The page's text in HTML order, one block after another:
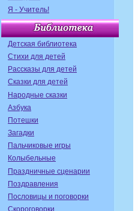
Я - Учитель!
Детская библиотека
Стихи для детей
Рассказы для детей
Сказки для детей
Народные сказки
Азбука
Потешки
Загадки
Пальчиковые игры
Колыбельные
Праздничные сценарии
Поздравления
Пословицы и поговорки
Скороговорки